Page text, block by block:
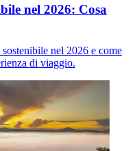
nel 2026: Cosa
nel 2026 e come
di viaggio.